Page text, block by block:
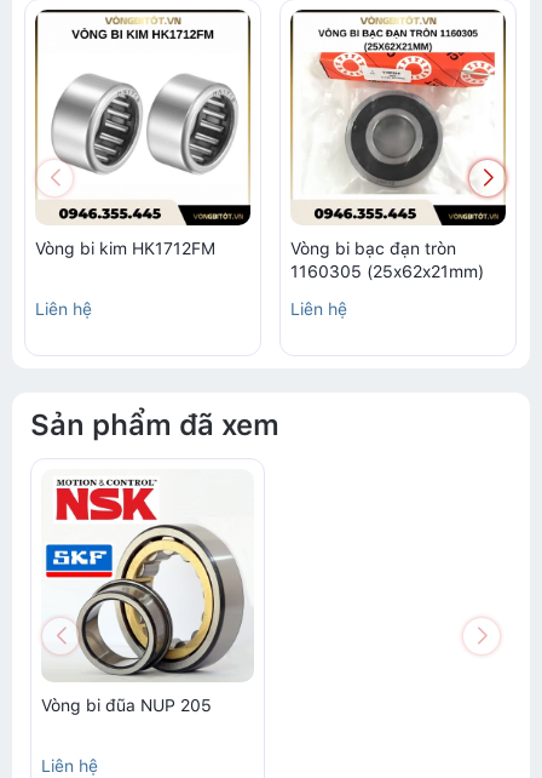
Vòng bi kim HK1712FM
Liên hệ
Vòng bi bạc đạn tròn
1160305 (25x62x21mm)
Liên hệ
Sản phẩm đã xem
Vòng bi đũa NUP 205
Liên hệ